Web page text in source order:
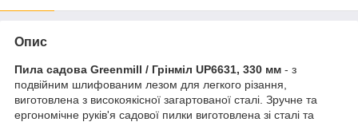
Опис
Пила садова Greenmill / Грінміл UP6631, 330 мм - з
подвійним шлифованим лезом для легкого різання,
виготовлена з високоякісної загартованої сталі. Зручне та
ергономічне руків'я садової пилки виготовлена зі сталі та